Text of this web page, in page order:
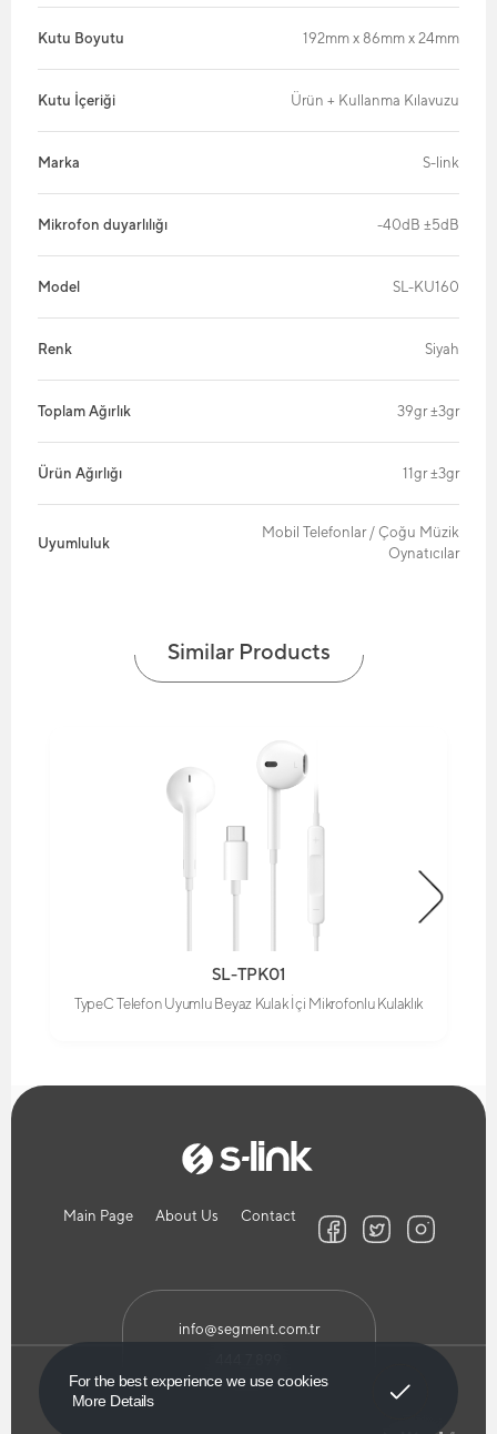
For the best experience we use cookies
More Details
Kutu Boyutu 192mm x 86mm x 24mm
Kutu İçeriği Ürün + Kullanma Kılavuzu
Marka S-link
Mikrofon duyarlılığı -40dB ±5dB
Model SL-KU160
Renk Siyah
Toplam Ağırlık 39gr ±3gr
Ürün Ağırlığı 11gr ±3gr
Uyumluluk
Mobil Telefonlar / Çoğu Müzik
Oynatıcılar
Similar Products
SL-TPK01
TypeC Telefon Uyumlu Beyaz Kulak İçi Mikrofonlu Kulaklık
Main Page About Us Contact
info@segment.com.tr